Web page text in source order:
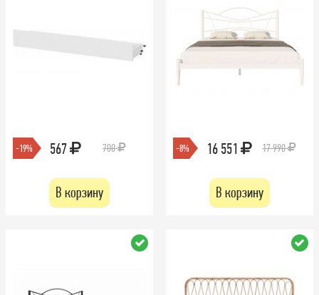
-19% 567 700
В корзину
-8% 16 551 17 990
В корзину